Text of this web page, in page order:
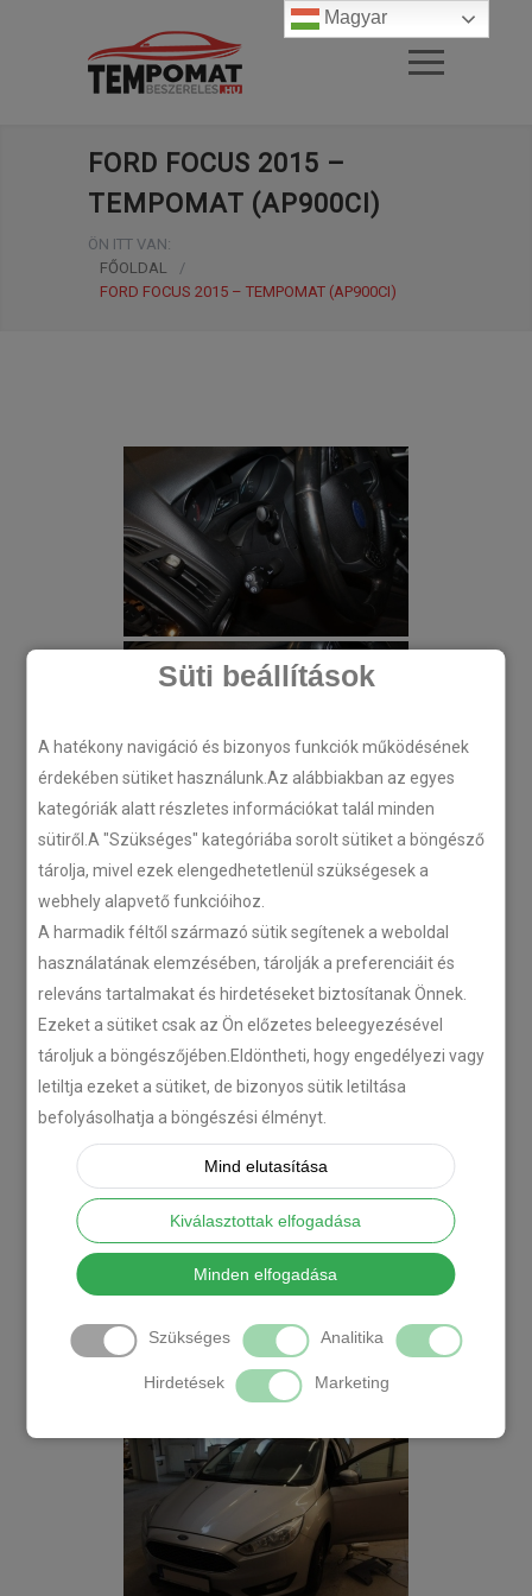
Süti beállítások
A hatékony navigáció és bizonyos funkciók működésének
érdekében sütiket használunk.Az alábbiakban az egyes
kategóriák alatt részletes információkat talál minden
sütiről.A "Szükséges" kategóriába sorolt sütiket a böngésző
tárolja, mivel ezek elengedhetetlenül szükségesek a
webhely alapvető funkcióihoz.
A harmadik féltől származó sütik segítenek a weboldal
használatának elemzésében, tárolják a preferenciáit és
releváns tartalmakat és hirdetéseket biztosítanak Önnek.
Ezeket a sütiket csak az Ön előzetes beleegyezésével
tároljuk a böngészőjében.Eldöntheti, hogy engedélyezi vagy
letiltja ezeket a sütiket, de bizonyos sütik letiltása
befolyásolhatja a böngészési élményt.
Mind elutasítása
Kiválasztottak elfogadása
Minden elfogadása
Szükséges Analitika
Hirdetések Marketing
FORD FOCUS 2015 –
TEMPOMAT (AP900CI)
ÖN ITT VAN:
FŐOLDAL
/
FORD FOCUS 2015 – TEMPOMAT (AP900CI)
Magyar